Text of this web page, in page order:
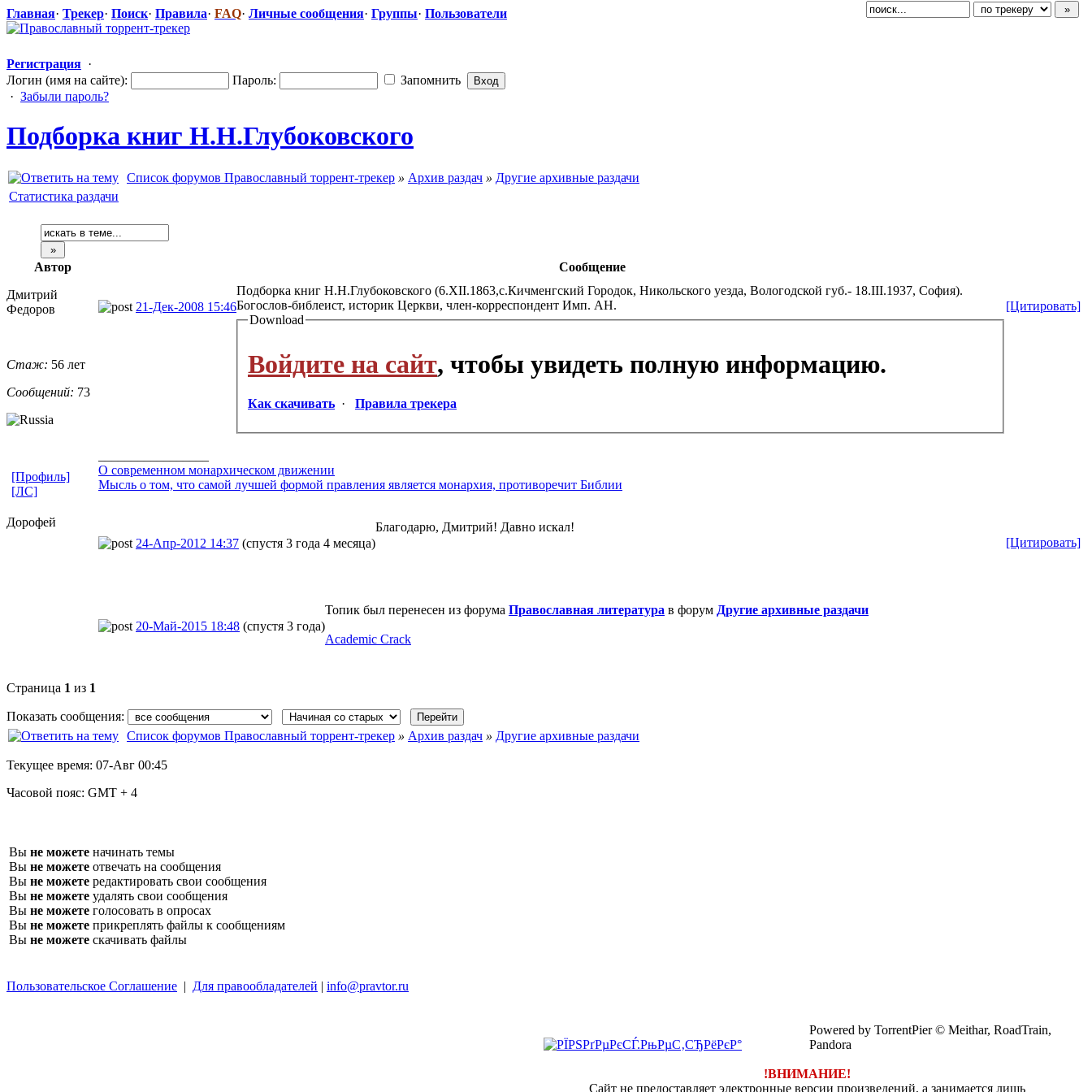
Главная· Трекер· Поиск· Правила· FAQ· Личные сообщения· Группы· Пользователи
Регистрация ·
Логин (имя на сайте):
Пароль:
Запомнить
· Забыли пароль?
Подборка книг Н.Н.Глубоков​ского
Список форумов Православный торрент-трекер » Архив раздач » Другие архивные раздачи
Статистика раздачи
Автор
Сообщение
Дмитрий
Федоров
Стаж: 56 лет
Сообщений: 73
21-Дек-2008 15:46 [Цитировать]
Подборка книг Н.Н.Глубоковского (6.XII.1863,с.Кичменгский Городок, Никольского уезда, Вологодской губ.- 18.III.1937, София).
Богослов-библеист, историк Церкви, член-корреспондент Имп. АН.
Download
Войдите на сайт, чтобы увидеть полную информацию.
Как скачивать · Правила трекера
О современном монархическом движении
Мысль о том, что самой лучшей формой правления является монархия, противоречит Библии
[Профиль]
[ЛС]
Дорофей
24-Апр-2012 14:37 (спустя 3 года 4 месяца) [Цитировать]
Благодарю, Дмитрий! Давно искал!
20-Май-2015 18:48 (спустя 3 года)
Топик был перенесен из форума Православная литература в форум Другие архивные раздачи
Academic Crack
Страница 1 из 1
Показать сообщения:
Список форумов Православный торрент-трекер » Архив раздач » Другие архивные раздачи
Текущее время: 07-Авг 00:45
Часовой пояс: GMT + 4
Вы не можете начинать темы
Вы не можете отвечать на сообщения
Вы не можете редактировать свои сообщения
Вы не можете удалять свои сообщения
Вы не можете голосовать в опросах
Вы не можете прикреплять файлы к сообщениям
Вы не можете скачивать файлы
Пользовательское Соглашение | Для правообладателей | info@pravtor.ru
Powered by TorrentPier © Meithar, RoadTrain,
Pandora
!ВНИМАНИЕ!
Сайт не предоставляет электронные версии произведений, а занимается лишь